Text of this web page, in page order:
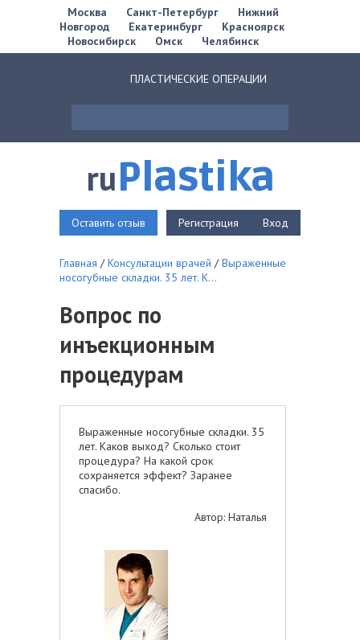
Москва Санкт-Петербург
Нижний
Новгород
Екатеринбург
Красноярск
Новосибирск
Омск Челябинск
ПЛАСТИЧЕСКИЕ ОПЕРАЦИИ
ruPlastika
Оставить отзыв Регистрация Вход
Главная /Консультации врачей /Выраженные
носогубные складки. 35 лет. К...
Вопрос по
инъекционным
процедурам
Выраженные носогубные складки. 35
лет. Каков выход? Сколько стоит
процедура? На какой срок
сохраняется эффект? Заранее
спасибо.
Автор: Наталья